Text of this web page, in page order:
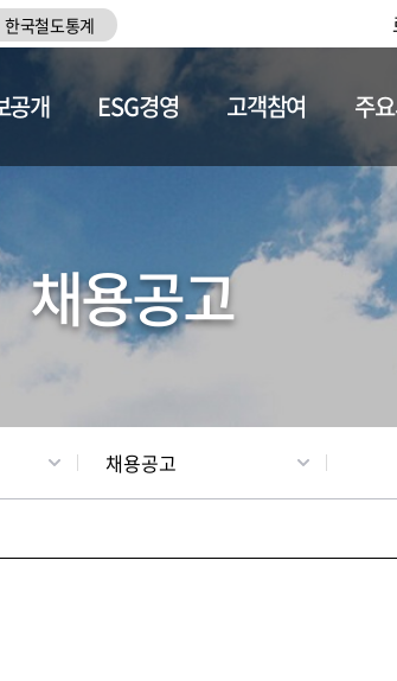
한국철도통계
채용정보
공개 ESG경영 고객참여 주
채용공고
채용공고